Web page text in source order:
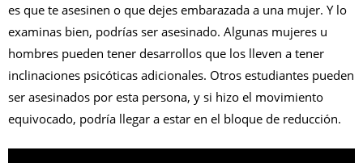
es que te asesinen o que dejes embarazada a una mujer. Y lo
examinas bien, podrías ser asesinado. Algunas mujeres u
hombres pueden tener desarrollos que los lleven a tener
inclinaciones psicóticas adicionales. Otros estudiantes pueden
ser asesinados por esta persona, y si hizo el movimiento
equivocado, podría llegar a estar en el bloque de reducción.